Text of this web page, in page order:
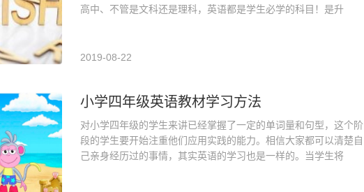
高中、不管是文科还是理科，英语都是学生必学的科目！是升
2019-08-22
小学四年级英语教材学习方法
对小学四年级的学生来讲已经掌握了一定的单词量和句型，这个阶
段的学生要开始注重他们应用实践的能力。相信大家都可以清楚自
己亲身经历过的事情，其实英语的学习也是一样的。当学生将